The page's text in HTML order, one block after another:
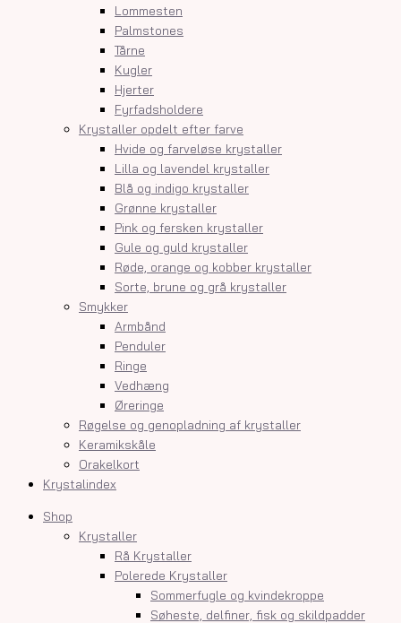
Lommesten
Palmstones
Tårne
Kugler
Hjerter
Fyrfadsholdere
Krystaller opdelt efter farve
Hvide og farveløse krystaller
Lilla og lavendel krystaller
Blå og indigo krystaller
Grønne krystaller
Pink og fersken krystaller
Gule og guld krystaller
Røde, orange og kobber krystaller
Sorte, brune og grå krystaller
Smykker
Armbånd
Penduler
Ringe
Vedhæng
Øreringe
Røgelse og genopladning af krystaller
Keramikskåle
Orakelkort
Krystalindex
Shop
Krystaller
Rå Krystaller
Polerede Krystaller
Sommerfugle og kvindekroppe
Søheste, delfiner, fisk og skildpadder